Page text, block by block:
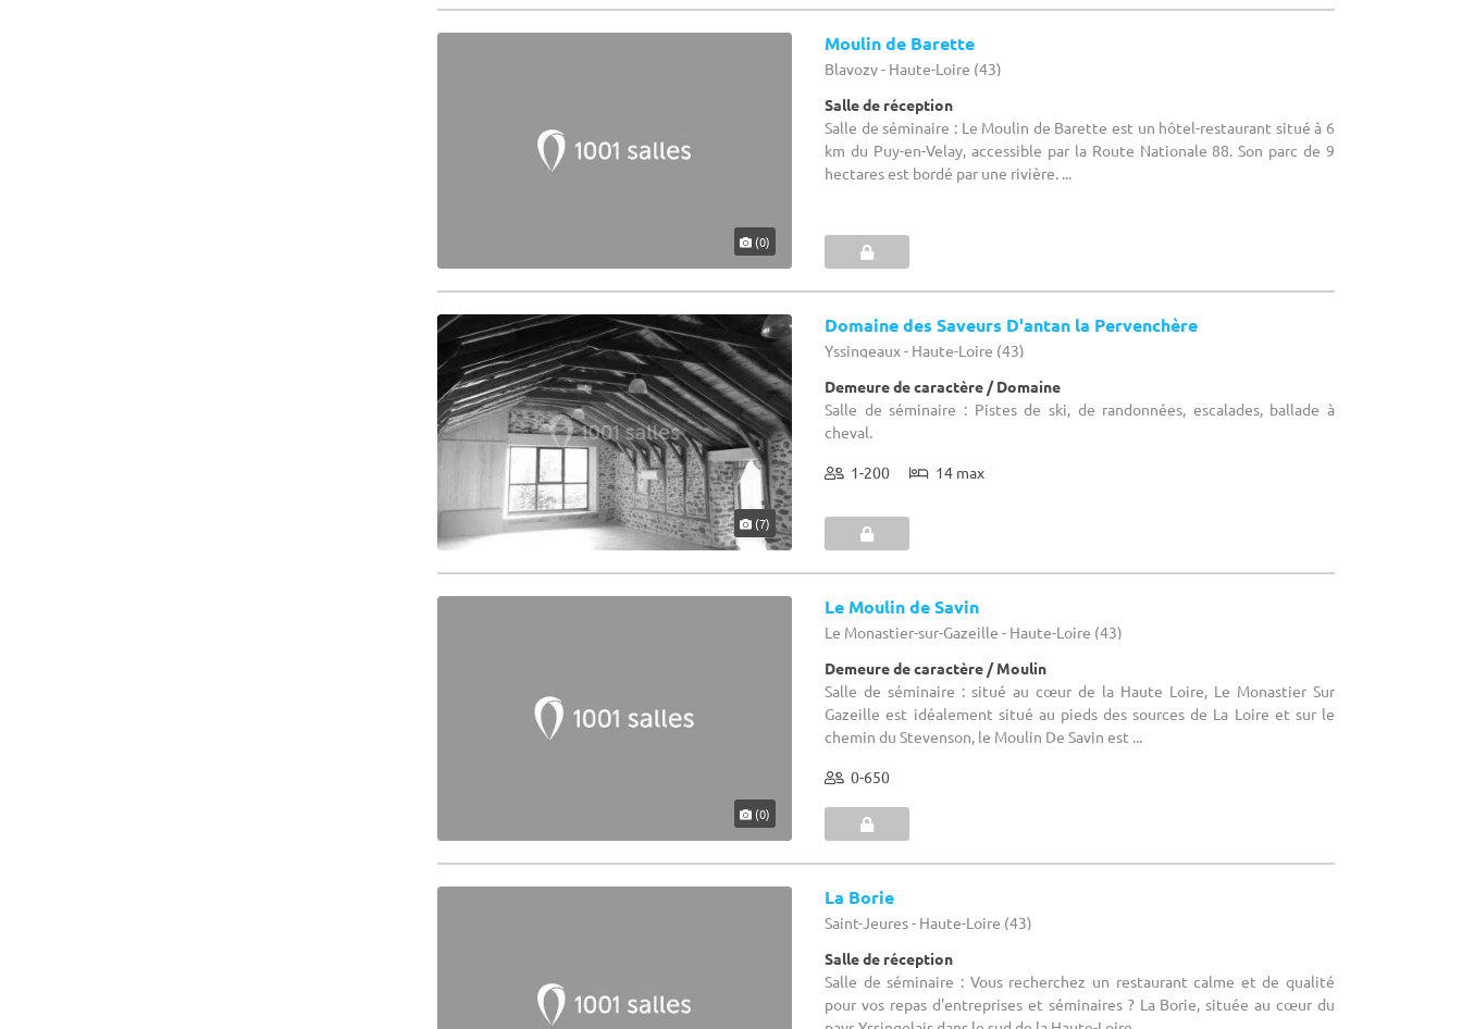
(0)
Moulin de Barette
Blavozy - Haute-Loire (43)
Salle de réception
Salle de séminaire : Le Moulin de Barette est un hôtel-restaurant situé à 6
km du Puy-en-Velay, accessible par la Route Nationale 88. Son parc de 9
hectares est bordé par une rivière. ...
(7)
Domaine des Saveurs D'antan la Pervenchère
Yssingeaux - Haute-Loire (43)
Demeure de caractère / Domaine
Salle de séminaire : Pistes de ski, de randonnées, escalades, ballade à
cheval.
1-200 14 max
(0)
Le Moulin de Savin
Le Monastier-sur-Gazeille - Haute-Loire (43)
Demeure de caractère / Moulin
Salle de séminaire : situé au cœur de la Haute Loire, Le Monastier Sur
Gazeille est idéalement situé au pieds des sources de La Loire et sur le
chemin du Stevenson, le Moulin De Savin est ...
0-650
La Borie
Saint-Jeures - Haute-Loire (43)
Salle de réception
Salle de séminaire : Vous recherchez un restaurant calme et de qualité
pour vos repas d'entreprises et séminaires ? La Borie, située au cœur du